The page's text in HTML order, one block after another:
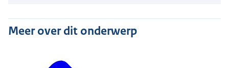
Meer over dit onderwerp